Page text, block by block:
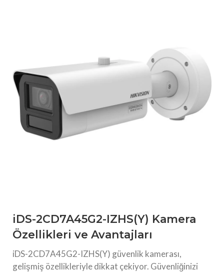
iDS-2CD7A45G2-IZHS(Y) Kamera
Özellikleri ve Avantajları
iDS-2CD7A45G2-IZHS(Y) güvenlik kamerası,
gelişmiş özellikleriyle dikkat çekiyor. Güvenliğinizi